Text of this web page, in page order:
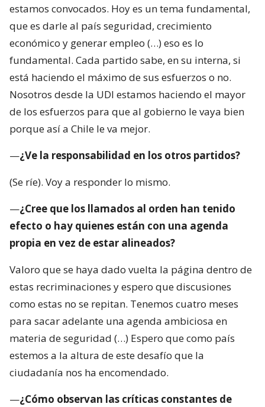
estamos convocados. Hoy es un tema fundamental,
que es darle al país seguridad, crecimiento
económico y generar empleo (…) eso es lo
fundamental. Cada partido sabe, en su interna, si
está haciendo el máximo de sus esfuerzos o no.
Nosotros desde la UDI estamos haciendo el mayor
de los esfuerzos para que al gobierno le vaya bien
porque así a Chile le va mejor.
—¿Ve la responsabilidad en los otros partidos?
(Se ríe). Voy a responder lo mismo.
—¿Cree que los llamados al orden han tenido
efecto o hay quienes están con una agenda
propia en vez de estar alineados?
Valoro que se haya dado vuelta la página dentro de
estas recriminaciones y espero que discusiones
como estas no se repitan. Tenemos cuatro meses
para sacar adelante una agenda ambiciosa en
materia de seguridad (…) Espero que como país
estemos a la altura de este desafío que la
ciudadanía nos ha encomendado.
—¿Cómo observan las críticas constantes de